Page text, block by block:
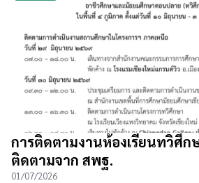
การติดตามงานห้องเรียนทวิศึ
ติดตามจาก สพฐ.
01/07/2026